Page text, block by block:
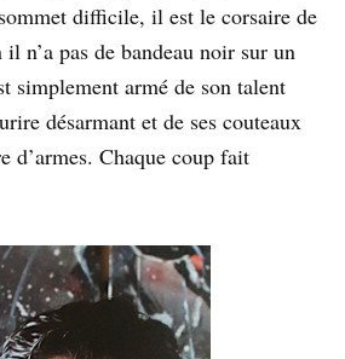
difficile, il est le corsaire de
n’a pas de bandeau noir sur un
simplement armé de son talent
désarmant et de ses couteaux
d’armes. Chaque coup fait